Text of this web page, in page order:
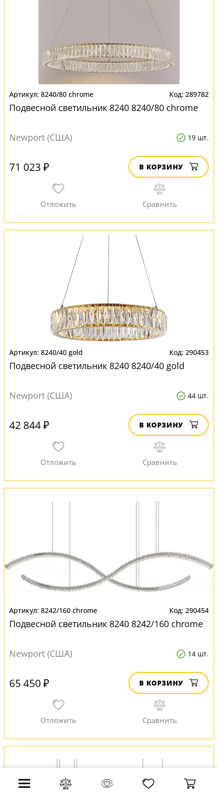
8240/80 chrome 289782
Подвесной светильник 8240 8240/80 chrome
Newport (США) 19 шт.
71 023 ₽ В КОРЗИНУ
8240/40 gold 290453
Подвесной светильник 8240 8240/40 gold
Newport (США) 44 шт.
42 844 ₽ В КОРЗИНУ
8242/160 chrome 290454
Подвесной светильник 8240 8242/160 chrome
Newport (США) 14 шт.
65 450 ₽ В КОРЗИНУ